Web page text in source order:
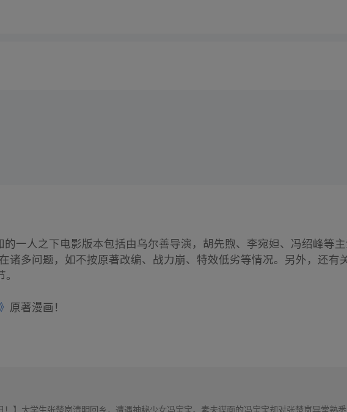
一人之下电影版本包括由乌尔善导演，胡先煦、李宛妲、冯绍峰等
诸多问题，如不按原著改编、战力崩、特效低劣等情况。另外，还有
原著漫画！
！】大学生张楚岚清明回乡，遭遇神秘少女冯宝宝。素未谋面的冯宝宝却对张楚岚异常熟